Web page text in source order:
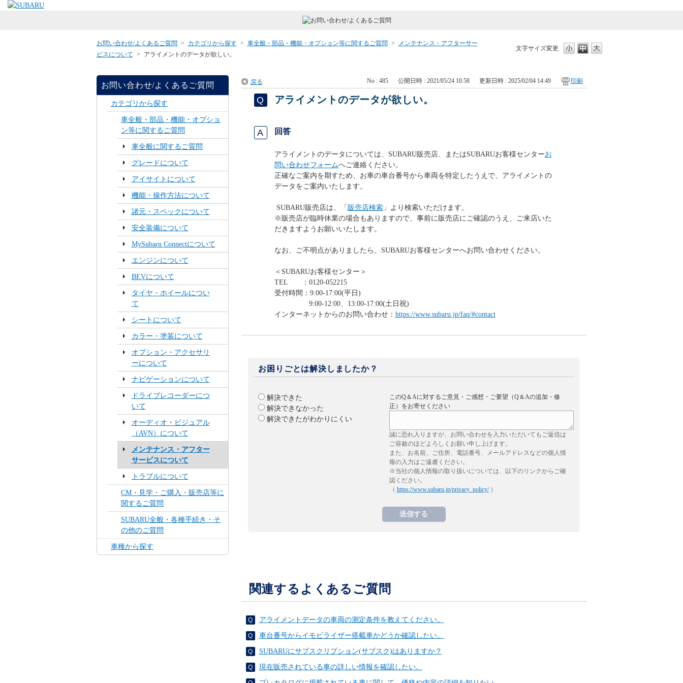
文字サイズ変更
お問い合わせ/よくあるご質問 > カテゴリから探す > 車全般・部品・機能・オプション等に関するご質問 >
メンテナンス・アフターサー
ビスについて > アライメントのデータが欲しい。
お問い合わせ/よくあるご質問
カテゴリから探す
車全般・部品・機能・オプショ
ン等に関するご質問
車全般に関するご質問
グレードについて
アイサイトについて
機能・操作方法について
諸元・スペックについて
安全装備について
MySubaru Connectについて
エンジンについて
BEVについて
タイヤ・ホイールについ
て
シートについて
カラー・塗装について
オプション・アクセサリ
ーについて
ナビゲーションについて
ドライブレコーダーにつ
いて
オーディオ・ビジュアル
（AVN）について
メンテナンス・アフター
サービスについて
トラブルについて
CM・見学・ご購入・販売店等に
関するご質問
SUBARU全般・各種手続き・そ
の他のご質問
車種から探す
戻る No : 485 公開日時 : 2021/05/24 10:58 更新日時 : 2025/02/04 14:49 印刷
アライメントのデータが欲しい。
回答
アライメントのデータについては、SUBARU販売店、またはSUBARUお客様センターお
問い合わせフォームへご連絡ください。
正確なご案内を期すため、お車の車台番号から車両を特定したうえで、アライメントの
データをご案内いたします。
SUBARU販売店は、「 販売店検索」より検索いただけます。
※販売店が臨時休業の場合もありますので、事前に販売店にご確認のうえ、ご来店いた
だきますようお願いいたします。
なお、ご不明点がありましたら、SUBARUお客様センターへお問い合わせください。
＜SUBARUお客様センター＞
TEL ：0120-052215
受付時間：9:00-17:00(平日)
9:00-12:00、13:00-17:00(土日祝)
インターネットからのお問い合わせ： https://www.subaru.jp/faq/#contact
お困りごとは解決しましたか？
解決できた
解決できなかった
解決できたがわかりにくい
このQ＆Aに対するご意見・ご感想・ご要望（Q＆Aの追加・修
正）をお寄せください
誠に恐れ入りますが、お問い合わせを入力いただいてもご返信は
ご容赦のほどよろしくお願い申し上げます。
また、お名前、ご住所、電話番号、メールアドレスなどの個人情
報の入力はご遠慮ください。
※当社の個人情報の取り扱いについては、以下のリンクからご確
認ください。
（ https://www.subaru.jp/privacy_policy/）
関連するよくあるご質問
アライメントデータの車両の測定条件を教えてください。
車台番号からイモビライザー搭載車かどうか確認したい。
SUBARUにサブスクリプション(サブスク)はありますか？
現在販売されている車の詳しい情報を確認したい。